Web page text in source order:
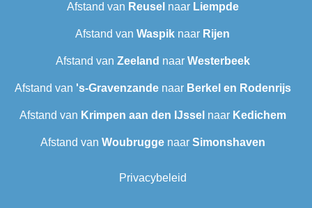
Afstand van Reusel naar Liempde
Afstand van Waspik naar Rijen
Afstand van Zeeland naar Westerbeek
Afstand van 's-Gravenzandenaar Berkel en Rodenrijs
Afstand van Krimpen aan den IJssel naar Kedichem
Afstand van Woubruggenaar Simonshaven
Privacybeleid